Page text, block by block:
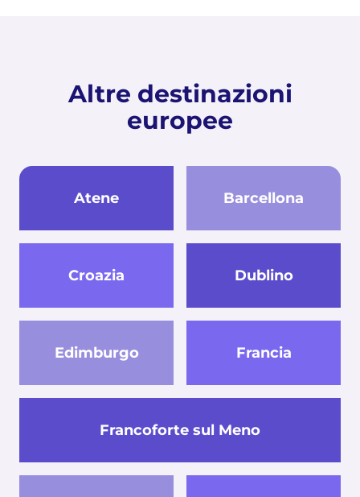
Altre destinazioni
europee
Atene Barcellona
Croazia Dublino
Edimburgo Francia
Francoforte sul Meno